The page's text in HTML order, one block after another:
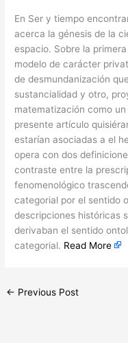
​En Ser y tiempo
acerca la génesis de la
espacio. Sobre la
modelo de carácter
de desmundanización
sustancialidad y otro,
matematización como
presente artículo
estarían asociadas a el
opera con dos
contraste entre la
fenomenológico
categorial por el sentido
descripciones históricas
derivaban el sentido
categorial. Read More
← Previous Post